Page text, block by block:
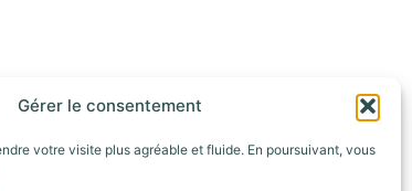
Gérer le consentement
votre visite plus agréable et fluide. En poursuivant, vous